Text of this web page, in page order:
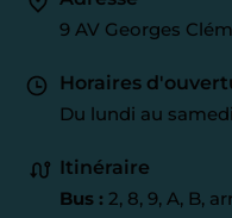
9 AV Georges
Horaires
Du lundi au
Itinéraire
Bus : 2, 8, 9, A, B,